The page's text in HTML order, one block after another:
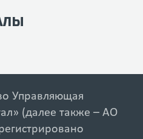
Управляющая
(далее также – АО